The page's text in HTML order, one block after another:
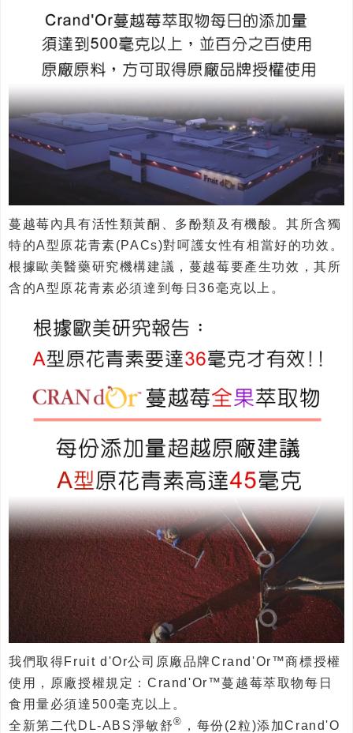
蔓越莓內具有活性類黃酮、多酚類及有機酸。其所含獨
特的A型原花青素(PACs)對呵護女性有相當好的功效。
根據歐美醫藥研究機構建議，蔓越莓要產生功效，其所
含的A型原花青素必須達到每日36毫克以上。
我們取得Fruit d'Or公司原廠品牌Crand'Or™商標授權
使用，原廠授權規定：Crand'Or™蔓越莓萃取物每日
食用量必須達500毫克以上。
全新第二代DL-ABS淨敏舒® ，每份(2粒)添加Crand'O